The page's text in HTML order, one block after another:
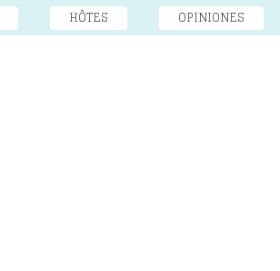
HÔTES OPINIONES